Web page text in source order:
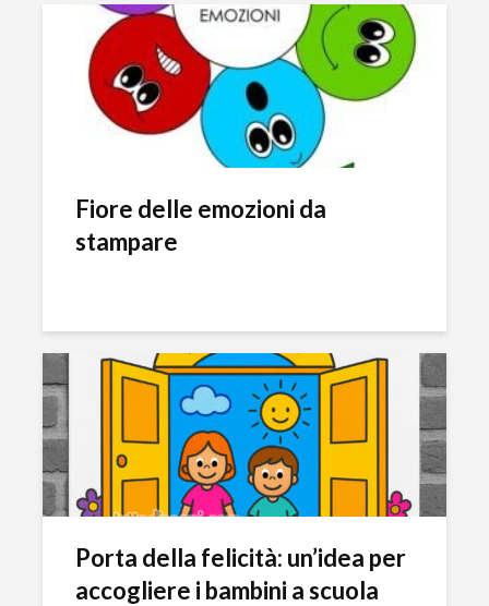
Fiore delle emozioni da
stampare
Porta della felicità: un’idea per
accogliere i bambini a scuola